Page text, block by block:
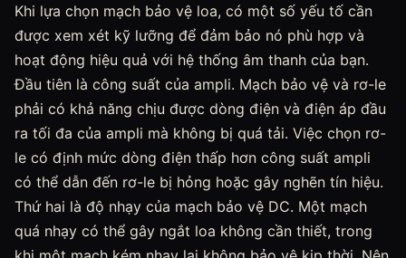
Khi lựa chọn mạch bảo vệ loa, có một số yếu tố cần
được xem xét kỹ lưỡng để đảm bảo nó phù hợp và
hoạt động hiệu quả với hệ thống âm thanh của bạn.
Đầu tiên là công suất của ampli. Mạch bảo vệ và rơ-le
phải có khả năng chịu được dòng điện và điện áp đầu
ra tối đa của ampli mà không bị quá tải. Việc chọn rơ-
le có định mức dòng điện thấp hơn công suất ampli
có thể dẫn đến rơ-le bị hỏng hoặc gây nghẽn tín hiệu.
Thứ hai là độ nhạy của mạch bảo vệ DC. Một mạch
quá nhạy có thể gây ngắt loa không cần thiết, trong